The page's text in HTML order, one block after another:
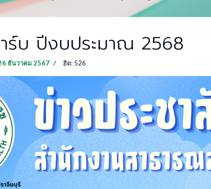
ร์บ ปีงบประมาณ 2568
ธันวาคม 2567 ฮิต: 526